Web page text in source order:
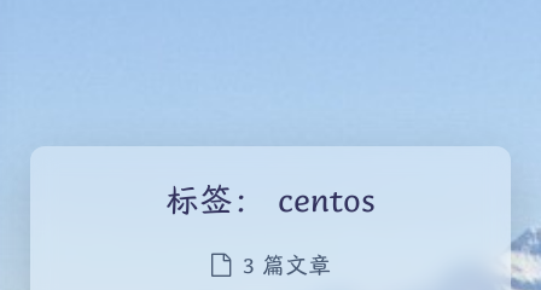
标签： centos
3 篇文章